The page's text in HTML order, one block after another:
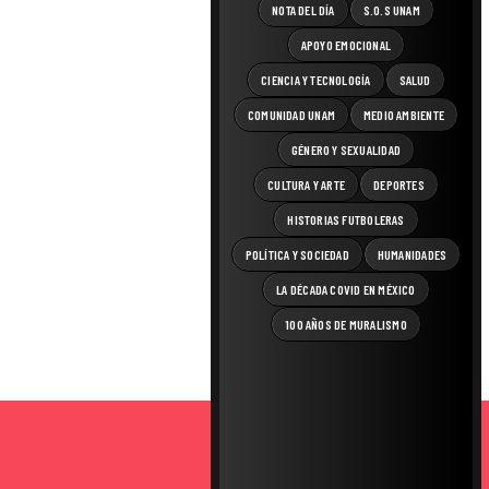
NOTA DEL DÍA S.O.S UNAM
APOYO EMOCIONAL
CIENCIA Y TECNOLOGÍA SALUD
COMUNIDAD UNAM MEDIO AMBIENTE
GÉNERO Y SEXUALIDAD
CULTURA Y ARTE DEPORTES
HISTORIAS FUTBOLERAS
POLÍTICA Y SOCIEDAD HUMANIDADES
LA DÉCADA COVID EN MÉXICO
100 AÑOS DE MURALISMO